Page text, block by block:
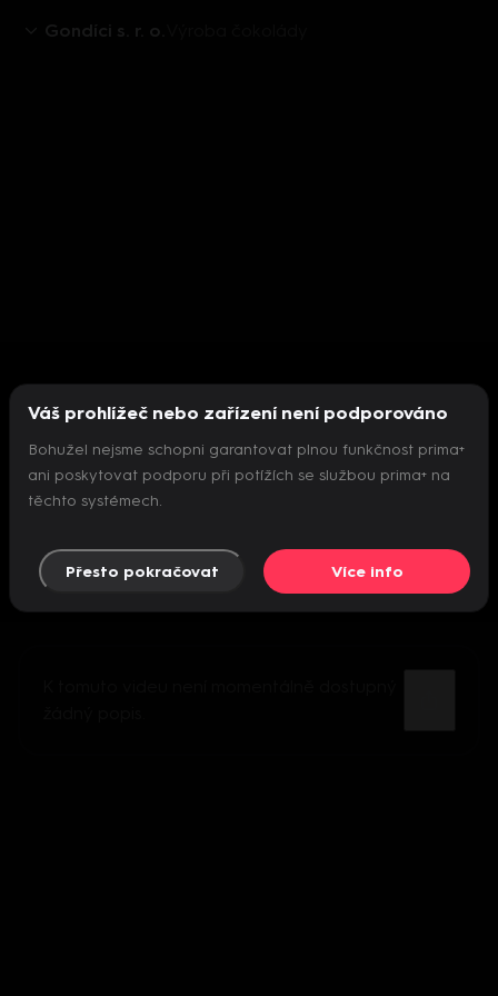
Gondíci s. r. o.
Nepodařilo se inicializovat přehrávač
Váš prohlížeč nebo zařízení není podporováno
Bohužel nejsme schopni garantovat plnou funkčnost prima+
ani poskytovat podporu při potížích se službou prima+ na
těchto systémech.
Přesto pokračovat Více info